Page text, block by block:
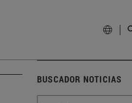
BUSCADOR NOTICIAS